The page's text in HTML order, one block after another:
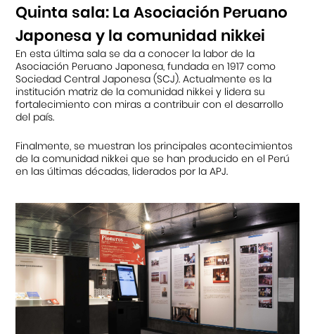
Quinta sala: La Asociación Peruano
Japonesa y la comunidad nikkei
En esta última sala se da a conocer la labor de la
Asociación Peruano Japonesa, fundada en 1917 como
Sociedad Central Japonesa (SCJ). Actualmente es la
institución matriz de la comunidad nikkei y lidera su
fortalecimiento con miras a contribuir con el desarrollo
del país.
Finalmente, se muestran los principales acontecimientos
de la comunidad nikkei que se han producido en el Perú
en las últimas décadas, liderados por la APJ.